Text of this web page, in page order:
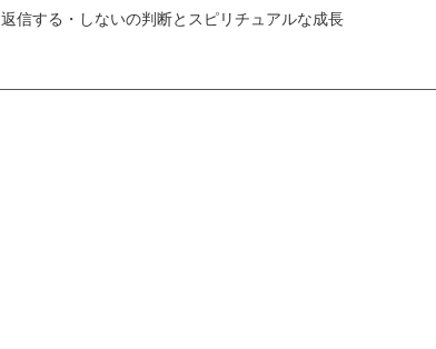
返信する・しないの判断とスピリチュアルな成長